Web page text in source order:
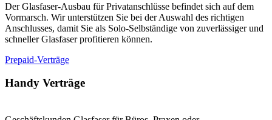
Der Glasfaser-Ausbau für Privatanschlüsse befindet sich auf dem
Vormarsch. Wir unterstützen Sie bei der Auswahl des richtigen
Anschlusses, damit Sie als Solo-Selbständige von zuverlässiger und
schneller Glasfaser profitieren können.
Prepaid-Verträge
Handy Verträge